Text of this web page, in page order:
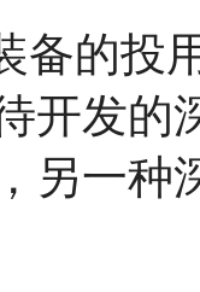
备的投
开发的
另一